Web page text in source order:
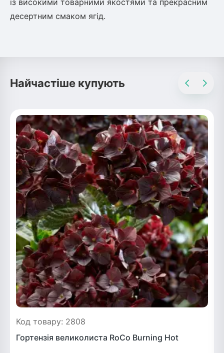
із високими товарними якостями та прекрасним
десертним смаком ягід.
Найчастіше купують
Код товару: 2808
Гортензія великолиста RoCo Burning Hot